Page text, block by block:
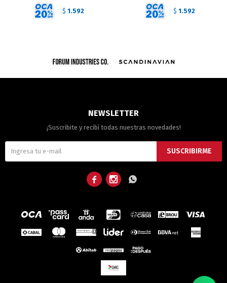
$ 1.592 $ 1.592
NEWSLETTER
¡Suscribite y recibí todas nuestras novedades!
SUSCRIBIRME
  